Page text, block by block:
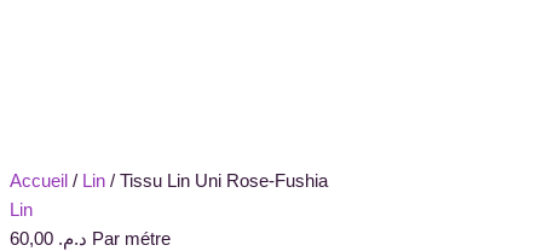
Accueil / Lin/ Tissu Lin Uni Rose-Fushia
Lin
د.م. 60,00 Par métre